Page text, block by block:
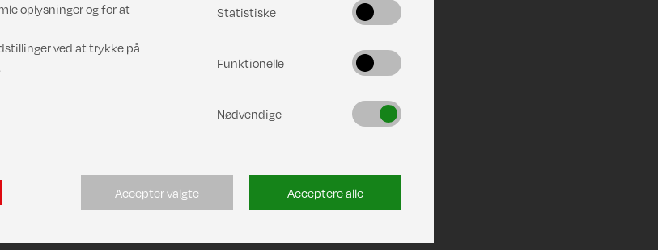
oplysninger og for at
ved at trykke på
Statistiske
Funktionelle
Nødvendige
Accepter valgte Acceptere alle